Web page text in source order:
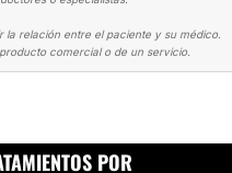
relación entre el paciente y su médico.
comercial o de un servicio.
DE AUMENTO
POR